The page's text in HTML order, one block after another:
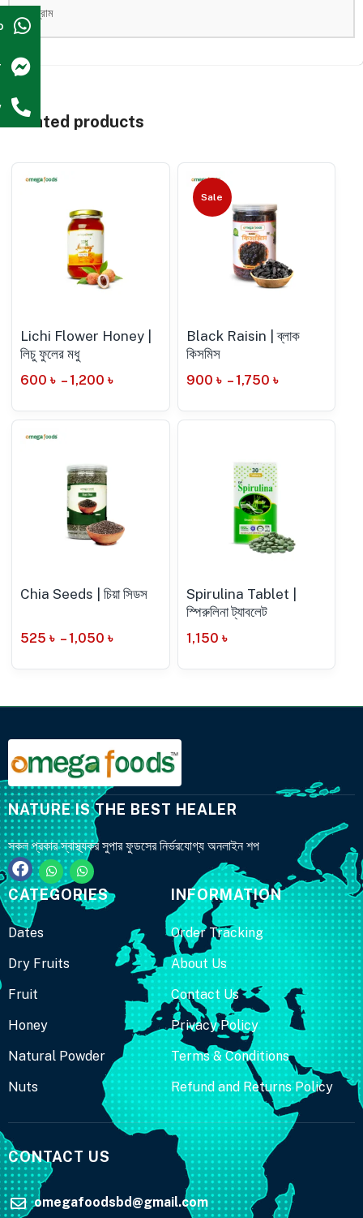
২০০ গ্রাম
Related products
Lichi Flower Honey |
লিচু ফুলের মধু
600 ৳ – 1,200 ৳
Sale
Black Raisin | ব্লাক
কিসমিস
900 ৳ – 1,750 ৳
Chia Seeds | চিয়া সিডস
525 ৳ – 1,050 ৳
Spirulina Tablet |
স্পিরুলিনা ট্যাবলেট
1,150 ৳
NATURE IS THE BEST HEALER
সকল প্রকার স্বাস্থ্যকর সুপার ফুডসের নির্ভরযোগ্য অনলাইন শপ
CATEGORIES
Dates
Dry Fruits
Fruit
Honey
Natural Powder
Nuts
INFORMATION
Order Tracking
About Us
Contact Us
Privacy Policy
Terms & Conditions
Refund and Returns Policy
CONTACT US
omegafoodsbd@gmail.com